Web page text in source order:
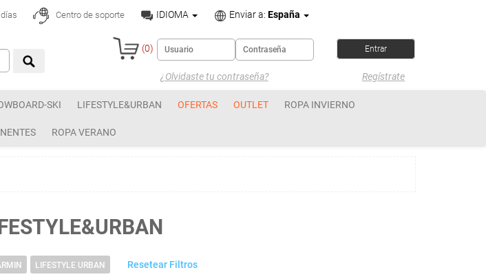
Centro de soporte IDIOMA Enviar a: España
(0)
¿Olvidaste tu contraseña? Regístrate
SKI LIFESTYLE&URBAN OFERTAS OUTLET ROPA INVIERNO
ROPA VERANO
LIFESTYLE URBAN Resetear Filtros